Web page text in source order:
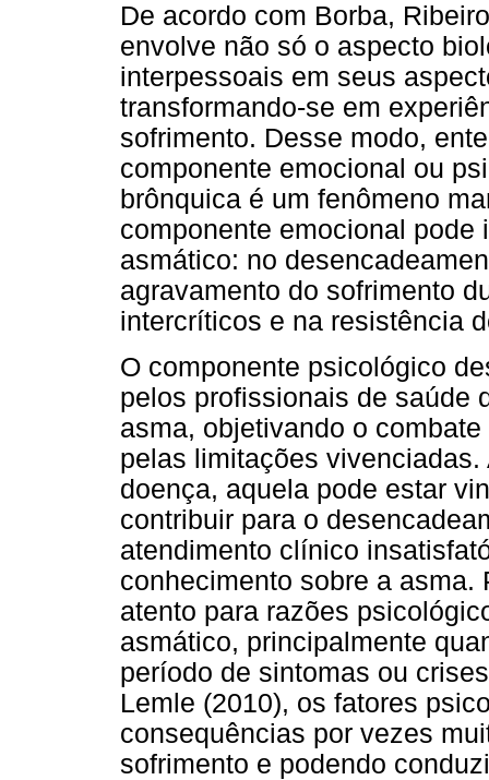
De acordo com Borba,
envolve não só o aspecto
interpessoais em seus
transformando-se em
sofrimento. Desse modo,
componente emocional ou
brônquica é um fenômeno
componente emocional
asmático: no
agravamento do sofrimento
intercríticos e na resistência
O componente psicológico
pelos profissionais de saúde
asma, objetivando o
pelas limitações
doença, aquela pode estar
contribuir para o
atendimento clínico
conhecimento sobre a asma.
atento para razões
asmático, principalmente
período de sintomas ou
Lemle (2010), os fatores
consequências por vezes
sofrimento e podendo